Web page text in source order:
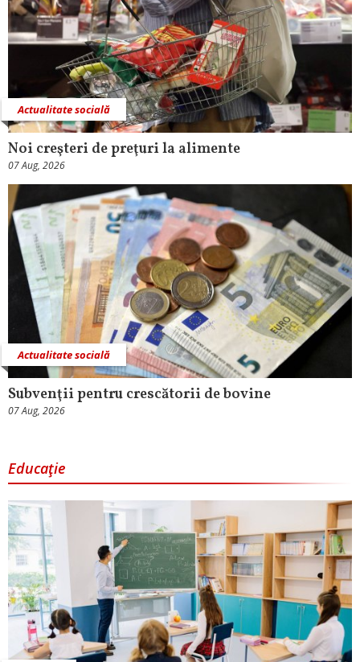
Actualitate socială
Noi creşteri de preţuri la alimente
07 Aug, 2026
Actualitate socială
Subvenţii pentru crescătorii de bovine
07 Aug, 2026
Educaţie